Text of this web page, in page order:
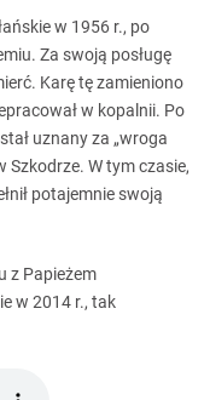
w 1956 r., po
Za swoją posługę
Karę tę zamieniono
w kopalnii. Po
uznany za „wroga
Szkodrze. W tym czasie,
potajemnie swoją
z Papieżem
w 2014 r., tak